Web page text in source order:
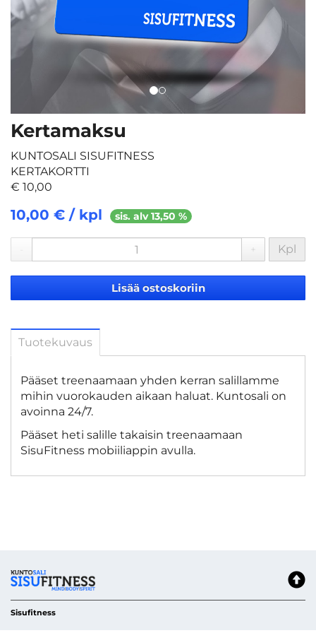
Kertamaksu
KUNTOSALI SISUFITNESS
KERTAKORTTI
€ 10,00
10,00 € / kpl sis. alv 13,50 %
+ Kpl
Lisää ostoskoriin
Tuotekuvaus
Pääset treenaamaan yhden kerran salillamme
mihin vuorokauden aikaan haluat. Kuntosali on
avoinna 24/7.
Pääset heti salille takaisin treenaamaan
SisuFitness mobiiliappin avulla.
Sisufitness